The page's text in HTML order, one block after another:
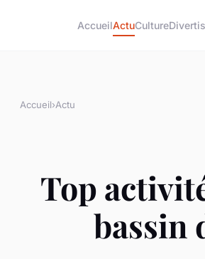
AccueilActuCulture
Accueil›Actu
Top
bassin